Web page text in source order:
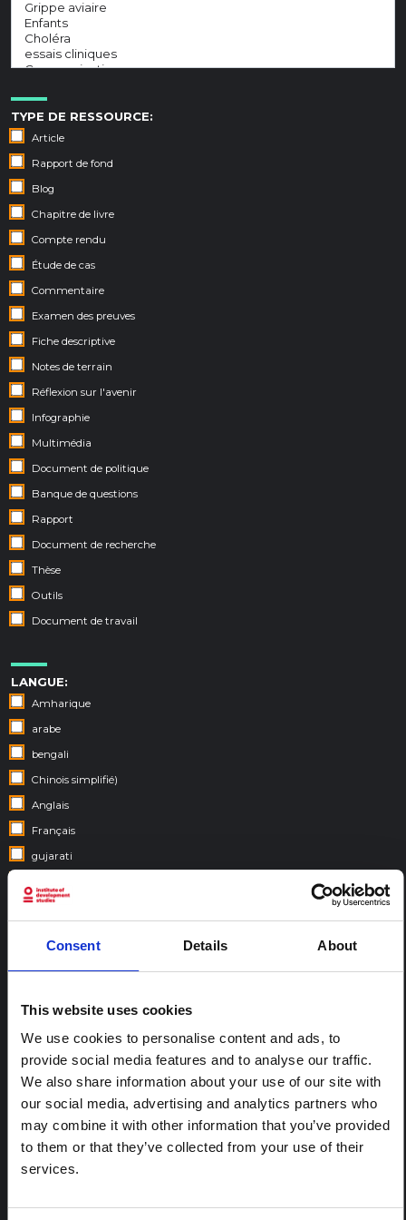
Consent Details About
This website uses cookies
We use cookies to personalise content and ads, to
provide social media features and to analyse our traffic.
We also share information about your use of our site with
our social media, advertising and analytics partners who
may combine it with other information that you’ve provided
to them or that they’ve collected from your use of their
services.
TYPE DE RESSOURCE:
Article
Rapport de fond
Blog
Chapitre de livre
Compte rendu
Étude de cas
Commentaire
Examen des preuves
Fiche descriptive
Notes de terrain
Réflexion sur l'avenir
Infographie
Multimédia
Document de politique
Banque de questions
Rapport
Document de recherche
Thèse
Outils
Document de travail
LANGUE:
Amharique
arabe
bengali
Chinois simplifié)
Anglais
Français
gujarati
hindi
Espagnol
Swahili